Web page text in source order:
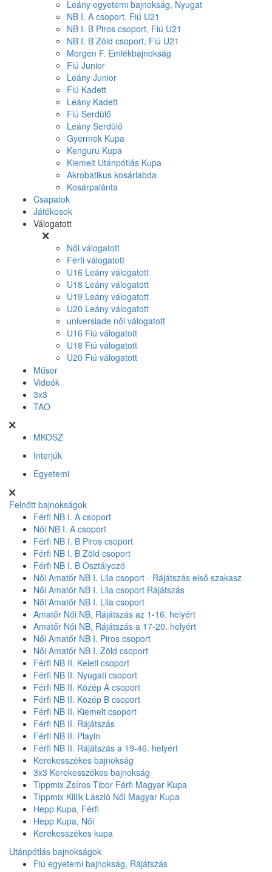
Leány egyetemi bajnokság, Nyugat
NB I. A csoport, Fiú U21
NB I. B Piros csoport, Fiú U21
NB I. B Zöld csoport, Fiú U21
Morgen F. Emlékbajnokság
Fiú Junior
Leány Junior
Fiú Kadett
Leány Kadett
Fiú Serdülő
Leány Serdülő
Gyermek Kupa
Kenguru Kupa
Kiemelt Utánpótlás Kupa
Akrobatikus kosárlabda
Kosárpalánta
Csapatok
Játékosok
Válogatott
Női válogatott
Férfi válogatott
U16 Leány válogatott
U18 Leány válogatott
U19 Leány válogatott
U20 Leány válogatott
universiade női válogatott
U16 Fiú válogatott
U18 Fiú válogatott
U20 Fiú válogatott
Műsor
Videók
3x3
TAO
MKOSZ
Interjúk
Egyetemi
Felnőtt bajnokságok
Férfi NB I. A csoport
Női NB I. A csoport
Férfi NB I. B Piros csoport
Férfi NB I. B Zöld csoport
Férfi NB I. B Osztályozó
Női Amatőr NB I. Lila csoport - Rájátszás első szakasz
Női Amatőr NB I. Lila csoport Rájátszás
Női Amatőr NB I. Lila csoport
Amatőr Női NB, Rájátszás az 1-16. helyért
Amatőr Női NB, Rájátszás a 17-20. helyért
Női Amatőr NB I. Piros csoport
Női Amatőr NB I. Zöld csoport
Férfi NB II. Keleti csoport
Férfi NB II. Nyugati csoport
Férfi NB II. Közép A csoport
Férfi NB II. Közép B csoport
Férfi NB II. Kiemelt csoport
Férfi NB II. Rájátszás
Férfi NB II. Playin
Férfi NB II. Rájátszás a 19-46. helyért
Kerekesszékes bajnokság
3x3 Kerekesszékes bajnokság
Tippmix Zsíros Tibor Férfi Magyar Kupa
Tippmix Killik László Női Magyar Kupa
Hepp Kupa, Férfi
Hepp Kupa, Női
Kerekesszékes kupa
Utánpótlás bajnokságok
Fiú egyetemi bajnokság, Rájátszás